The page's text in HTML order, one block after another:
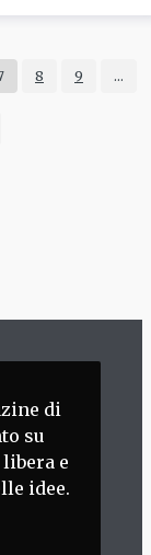
8 9 …
di
su
e
idee.